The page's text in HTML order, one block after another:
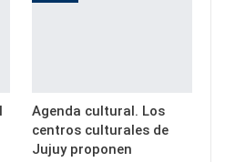
Agenda cultural. Los
centros culturales de
Jujuy proponen